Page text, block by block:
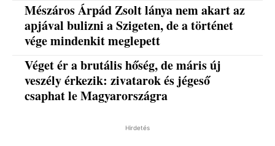
Mészáros Árpád Zsolt lánya nem akart az
apjával bulizni a Szigeten, de a történet
vége mindenkit meglepett
Véget ér a brutális hőség, de máris új
veszély érkezik: zivatarok és jégeső
csaphat le Magyarországra
Hirdetés